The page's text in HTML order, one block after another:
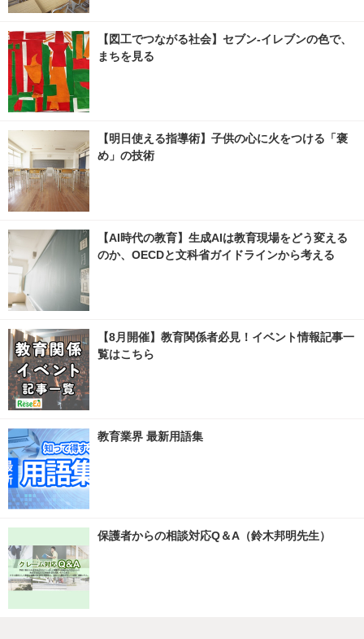
【図工でつながる社会】セブン‐イレブンの色で、
まちを見る
【明日使える指導術】子供の心に火をつける「褒
め」の技術
【AI時代の教育】生成AIは教育現場をどう変える
のか、OECDと文科省ガイドラインから考える
【8月開催】教育関係者必見！イベント情報記事一
覧はこちら
教育業界 最新用語集
保護者からの相談対応Q＆A（鈴木邦明先生）